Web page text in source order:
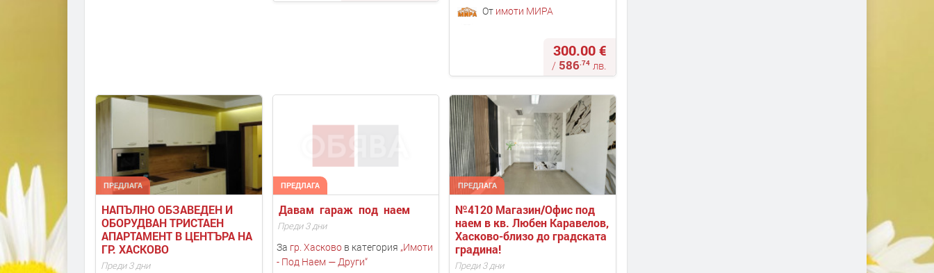
От имоти МИРА
300.00 €
/ 586.74 лв.
ПРЕДЛАГА
НАПЪЛНО ОБЗАВЕДЕН И
ОБОРУДВАН ТРИСТАЕН
АПАРТАМЕНТ В ЦЕНТЪРА НА
ГР. ХАСКОВО
Преди 3 дни
ПРЕДЛАГА
Давам  гараж  под  наем
Преди 3 дни
За гр. Хасково в категория „Имоти
- Под Наем — Други“
ПРЕДЛАГА
№4120 Магазин/Офис под
наем в кв. Любен Каравелов,
Хасково-близо до градската
градина!
Преди 3 дни